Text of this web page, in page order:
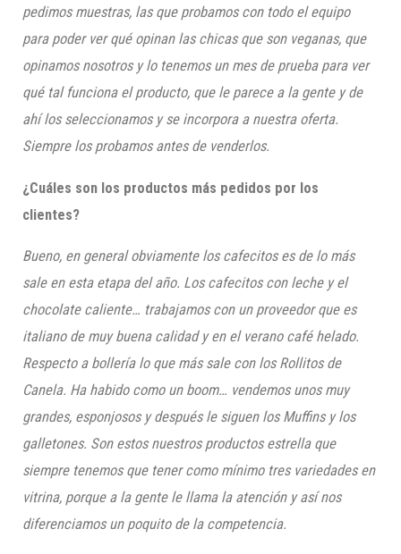
pedimos muestras, las que probamos con todo el equipo
para poder ver qué opinan las chicas que son veganas, que
opinamos nosotros y lo tenemos un mes de prueba para ver
qué tal funciona el producto, que le parece a la gente y de
ahí los seleccionamos y se incorpora a nuestra oferta.
Siempre los probamos antes de venderlos.
¿Cuáles son los productos más pedidos por los
clientes?
Bueno, en general obviamente los cafecitos es de lo más
sale en esta etapa del año. Los cafecitos con leche y el
chocolate caliente… trabajamos con un proveedor que es
italiano de muy buena calidad y en el verano café helado.
Respecto a bollería lo que más sale con los Rollitos de
Canela. Ha habido como un boom… vendemos unos muy
grandes, esponjosos y después le siguen los Muffins y los
galletones. Son estos nuestros productos estrella que
siempre tenemos que tener como mínimo tres variedades en
vitrina, porque a la gente le llama la atención y así nos
diferenciamos un poquito de la competencia.